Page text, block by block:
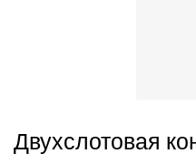
Двухслотовая